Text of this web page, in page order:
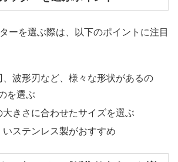
ーを選ぶ際は、以下のポイントに注目
、波形刃など、様々な形状があるの
を選ぶ
大きさに合わせたサイズを選ぶ
いステンレス製がおすすめ